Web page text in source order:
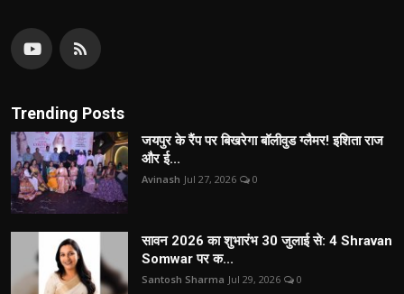
Trending Posts
जयपुर के रैंप पर बिखरेगा बॉलीवुड ग्लैमर! इशिता राज
और ई...
Avinash Jul 27, 2026 0
सावन 2026 का शुभारंभ 30 जुलाई से: 4 Shravan
Somwar पर क...
Santosh Sharma Jul 29, 2026 0